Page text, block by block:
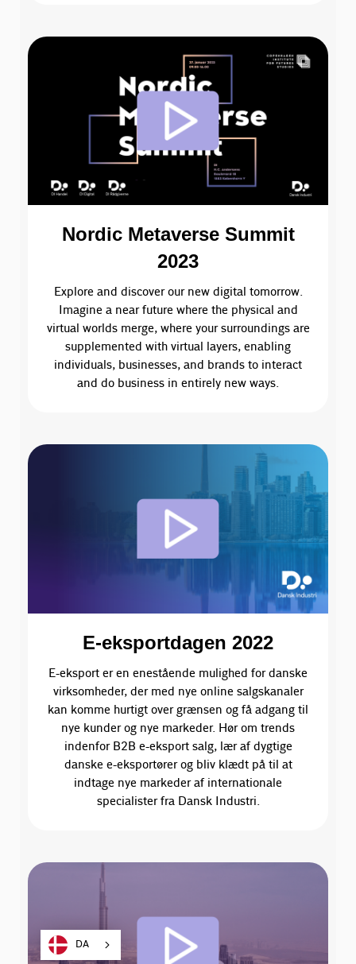
Nordic Metaverse Summit
2023
Explore and discover our new digital tomorrow.
Imagine a near future where the physical and
virtual worlds merge, where your surroundings are
supplemented with virtual layers, enabling
individuals, businesses, and brands to interact
and do business in entirely new ways.
E-eksportdagen 2022
E-eksport er en enestående mulighed for danske
virksomheder, der med nye online salgskanaler
kan komme hurtigt over grænsen og få adgang til
nye kunder og nye markeder. Hør om trends
indenfor B2B e-eksport salg, lær af dygtige
danske e-eksportører og bliv klædt på til at
indtage nye markeder af internationale
specialister fra Dansk Industri.
DA